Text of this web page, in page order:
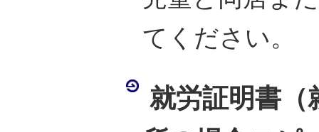
てください。
就労証明書